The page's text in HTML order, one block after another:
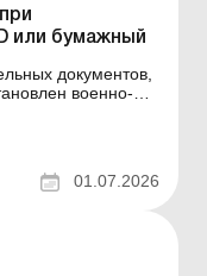
или бумажный
документов,
военно-
Больше
персонал...
01.07.2026